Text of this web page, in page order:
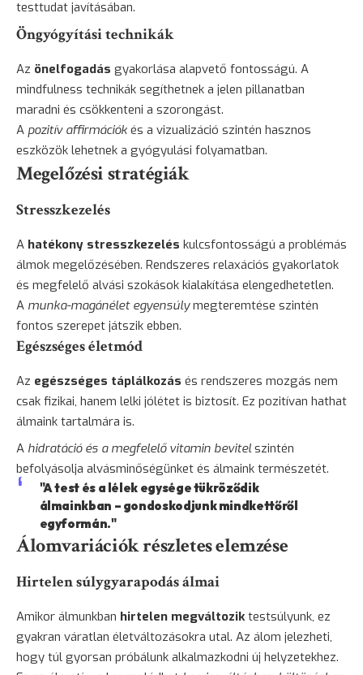
testtudat javításában.
Öngyógyítási technikák
Az önelfogadás gyakorlása alapvető fontosságú. A
mindfulness technikák segíthetnek a jelen pillanatban
maradni és csökkenteni a szorongást.
A pozitív affirmációk és a vizualizáció szintén hasznos
eszközök lehetnek a gyógyulási folyamatban.
Megelőzési stratégiák
Stresszkezelés
A hatékony stresszkezelés kulcsfontosságú a problémás
álmok megelőzésében. Rendszeres relaxációs gyakorlatok
és megfelelő alvási szokások kialakítása elengedhetetlen.
A munka-magánélet egyensúlymegteremtése szintén
fontos szerepet játszik ebben.
Egészséges életmód
Az egészséges táplálkozás és rendszeres mozgás nem
csak fizikai, hanem lelki jólétet is biztosít. Ez pozitívan hathat
álmaink tartalmára is.
A hidratáció és a megfelelő vitamin bevitelszintén
befolyásolja alvásminőségünket és álmaink természetét.
"A test és a lélek egysége tükröződik
álmainkban – gondoskodjunk mindkettőről
egyformán."
Álomvariációk részletes elemzése
Hirtelen súlygyarapodás álmai
Amikor álmunkban hirtelen megváltoziktestsúlyunk, ez
gyakran váratlan életváltozásokra utal. Az álom jelezheti,
hogy túl gyorsan próbálunk alkalmazkodni új helyzetekhez.